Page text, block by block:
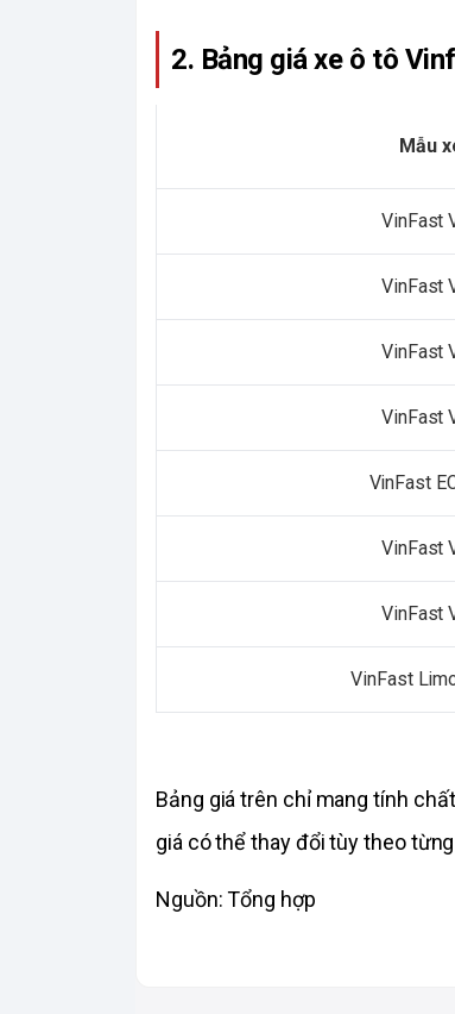
2. Bảng giá xe ô tô
Mẫu
VinFast
VinFast
VinFast
VinFast
VinFast
VinFast
VinFast
VinFast
Bảng giá trên chỉ mang tính
giá có thể thay đổi tùy theo
Nguồn: Tổng hợp